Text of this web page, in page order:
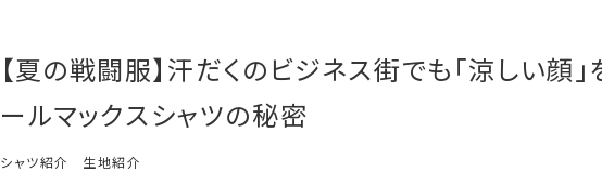
【夏の戦闘服】汗だくのビジネス街でも「涼しい顔」
ールマックスシャツの秘密
シャツ紹介
生地紹介